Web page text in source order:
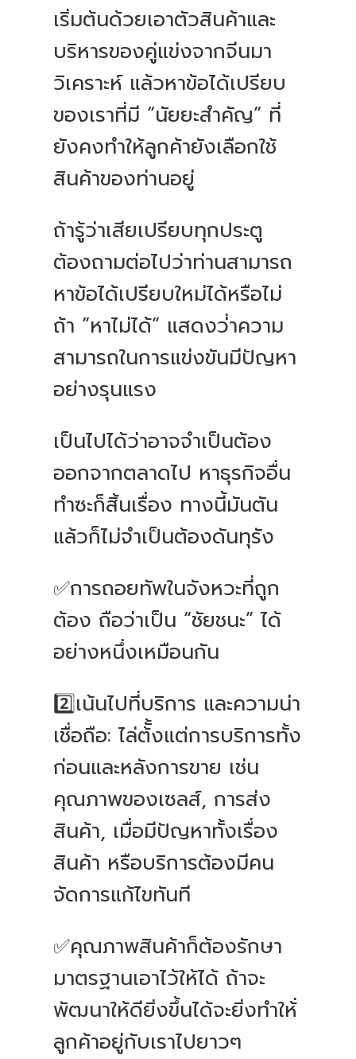
เริ่มต้นด้วยเอาตัวสินค้าและ
บริหารของคู่แข่งจากจีนมา
วิเคราะห์ แล้วหาข้อได้เปรียบ
ของเราที่มี “นัยยะสำคัญ” ที่
ยังคงทำให้ลูกค้ายังเลือกใช้
สินค้าของท่านอยู่
ถ้ารู้ว่าเสียเปรียบทุกประตู
ต้องถามต่อไปว่าท่านสามารถ
หาข้อได้เปรียบใหม่ได้หรือไม่
ถ้า ”หาไม่ได้” แสดงว่่าความ
สามารถในการแข่งขันมีปัญหา
อย่างรุนแรง
เป็นไปได้ว่าอาจจำเป็นต้อง
ออกจากตลาดไป หาธุรกิจอื่น
ทำซะก็สิ้นเรื่อง ทางนี้มันตัน
แล้วก็ไม่จำเป็นต้องดันทุรัง
✅การถอยทัพในจังหวะที่ถูก
ต้อง ถือว่าเป็น “ชัยชนะ” ได้
อย่างหนึ่งเหมือนกัน
2️⃣เน้นไปที่บริการ และความน่า
เชื่อถือ: ไล่ต้ั้งแต่การบริการทั้ง
ก่อนและหลังการขาย เช่น
คุณภาพของเซลส์, การส่ง
สินค้า, เมื่อมีปัญหาทั้งเรื่อง
สินค้า หรือบริการต้องมีคน
จัดการแก้ไขทันที
✅คุณภาพสินค้าก็ต้องรักษา
มาตรฐานเอาไว้ให้ได้ ถ้าจะ
พัฒนาให้ดียิ่งขึ้นได้จะยิ่งทำให้่
ลูกค้าอยู่กับเราไปยาวๆ